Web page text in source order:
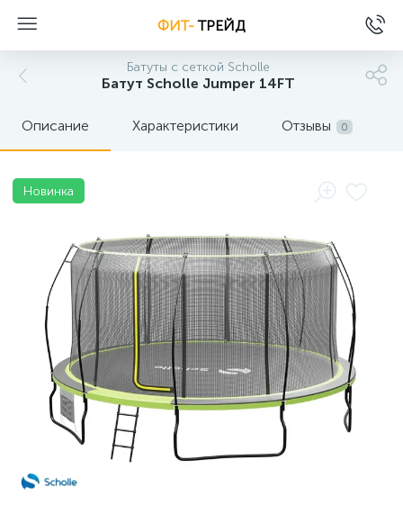
ФИТ-ТРЕЙД
Батуты с сеткой Scholle
Батут Scholle Jumper 14FT
Описание Характеристики Отзывы 0
Новинка